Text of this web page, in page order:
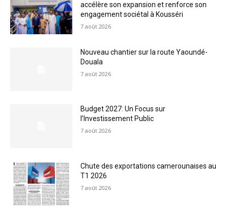
accélère son expansion et renforce son
engagement sociétal à Kousséri
7 août 2026
Nouveau chantier sur la route Yaoundé-
Douala
7 août 2026
Budget 2027: Un Focus sur
l’Investissement Public
7 août 2026
Chute des exportations camerounaises au
T1 2026
7 août 2026